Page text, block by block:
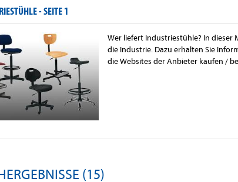
-SEITE 1
Wer liefert Industriestühle? In dieser
die Industrie. Dazu erhalten Sie
die Websites der Anbieter kaufen /
(15)